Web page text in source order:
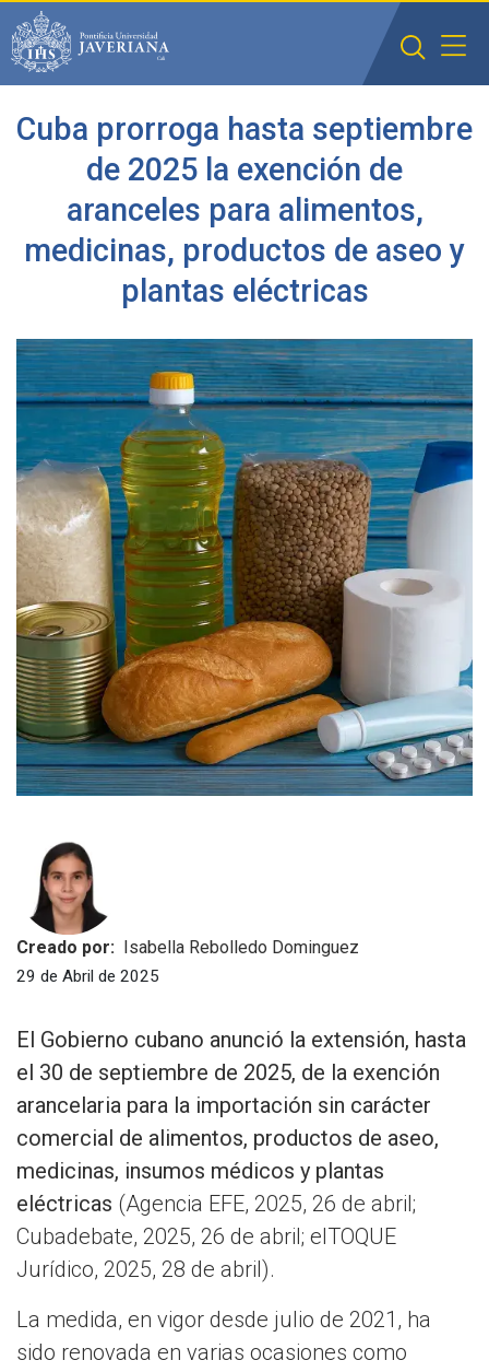
Saltar al contenido principal
Cuba prorroga hasta septiembre
de 2025 la exención de
aranceles para alimentos,
medicinas, productos de aseo y
plantas eléctricas
Creado por: Isabella Rebolledo Dominguez
29 de Abril de 2025
El Gobierno cubano anunció la extensión, hasta
el 30 de septiembre de 2025, de la exención
arancelaria para la importación sin carácter
comercial de alimentos, productos de aseo,
medicinas, insumos médicos y plantas
eléctricas (Agencia EFE, 2025, 26 de abril;
Cubadebate, 2025, 26 de abril; elTOQUE
Jurídico, 2025, 28 de abril).
La medida, en vigor desde julio de 2021, ha
sido renovada en varias ocasiones como